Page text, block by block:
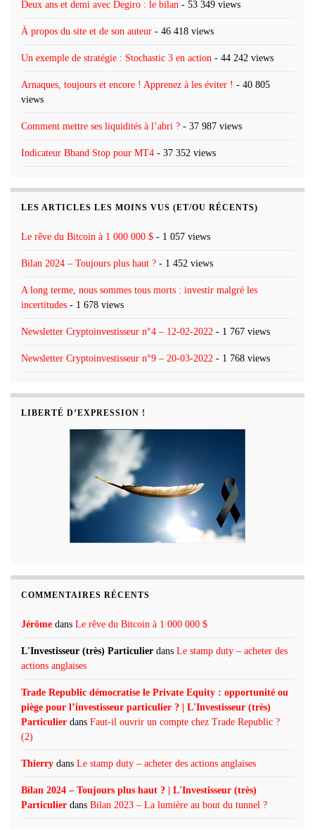
Deux ans et demi avec Degiro : le bilan - 53 349 views
À propos du site et de son auteur - 46 418 views
Un exemple de stratégie : Stochastic 3 en action - 44 242 views
Arnaques, toujours et encore ! Apprenez à les éviter ! - 40 805
views
Comment mettre ses liquidités à l’abri ? - 37 987 views
Indicateur Bband Stop pour MT4 - 37 352 views
LES ARTICLES LES MOINS VUS (ET/OU RÉCENTS)
Le rêve du Bitcoin à 1 000 000 $ - 1 057 views
Bilan 2024 – Toujours plus haut ? - 1 452 views
A long terme, nous sommes tous morts : investir malgré les
incertitudes - 1 678 views
Newsletter Cryptoinvestisseur n°4 – 12-02-2022 - 1 767 views
Newsletter Cryptoinvestisseur n°9 – 20-03-2022 - 1 768 views
LIBERTÉ D’EXPRESSION !
COMMENTAIRES RÉCENTS
Jérôme dans Le rêve du Bitcoin à 1 000 000 $
L'Investisseur (très) Particulier dans Le stamp duty – acheter des
actions anglaises
Trade Republic démocratise le Private Equity : opportunité ou
piège pour l’investisseur particulier ? | L'Investisseur (très)
Particulier dans Faut-il ouvrir un compte chez Trade Republic ?
(2)
Thierry dans Le stamp duty – acheter des actions anglaises
Bilan 2024 – Toujours plus haut ? | L'Investisseur (très)
Particulier dans Bilan 2023 – La lumière au bout du tunnel ?